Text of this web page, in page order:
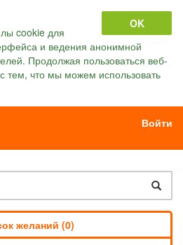
OK
cookie для
и ведения анонимной
Продолжая пользоваться веб-
тем, что мы можем использовать
Войти
желаний (0)